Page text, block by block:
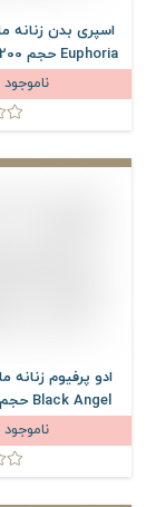
اسپری بدن زنانه
Euphoria حجم 200 میلی لیتر
ناموجود
ادو پرفیوم زنانه
لیتر
ناموجود